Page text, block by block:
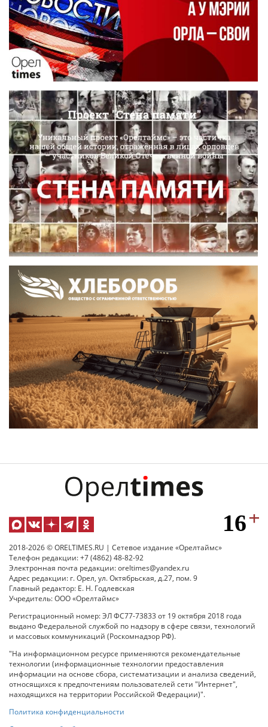
2018-2026 © ORELTIMES.RU | Сетевое издание «Орелтаймс»
Телефон редакции: +7 (4862) 48-82-92
Электронная почта редакции: oreltimes@yandex.ru
Адрес редакции: г. Орел, ул. Октябрьская, д.27, пом. 9
Главный редактор: Е. Н. Годлевская
Учредитель: ООО «Орелтаймс»
Регистрационный номер: ЭЛ ФС77-73833 от 19 октября 2018 года
выдано Федеральной службой по надзору в сфере связи, технологий
и массовых коммуникаций (Роскомнадзор РФ).
"На информационном ресурсе применяются рекомендательные
технологии (информационные технологии предоставления
информации на основе сбора, систематизации и анализа сведений,
относящихся к предпочтениям пользователей сети "Интернет",
находящихся на территории Российской Федерации)".
Политика конфиденциальности